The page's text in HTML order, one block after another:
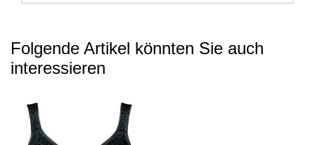
Folgende Artikel könnten Sie auch
interessieren